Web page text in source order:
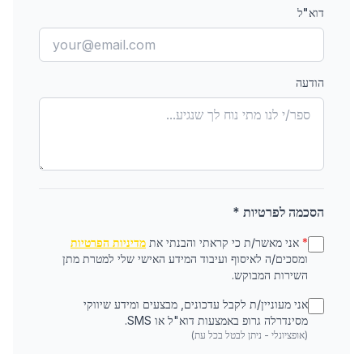
דוא"ל
הודעה
הסכמה לפרטיות *
* אני מאשר/ת כי קראתי והבנתי את מדיניות הפרטיות
ומסכים/ה לאיסוף ועיבוד המידע האישי שלי למטרת מתן
השירות המבוקש.
אני מעוניין/ת לקבל עדכונים, מבצעים ומידע שיווקי
מסינדרלה גרופ באמצעות דוא"ל או SMS.
(אופציונלי - ניתן לבטל בכל עת)